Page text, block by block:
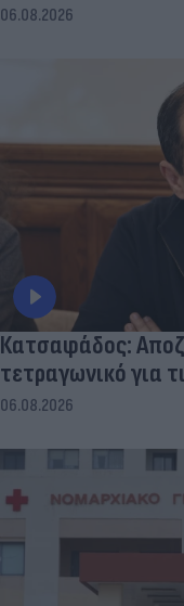
06.08.2026
Κατσαφάδος:
τετραγωνικό για
06.08.2026